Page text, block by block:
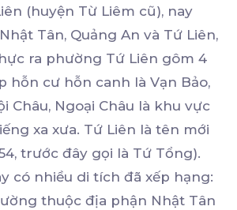
(huyện Từ Liêm cũ), nay
Tân, Quảng An và Tứ Liên,
ra phường Tứ Liên gôm 4
hỗn cư hỗn canh là Vạn Bảo,
Châu, Ngoại Châu là khu vực
xa xưa. Tứ Liên là tên mới
trước đây gọi là Tứ Tổng).
có nhiều di tích đã xếp hạng:
thuộc địa phận Nhật Tân